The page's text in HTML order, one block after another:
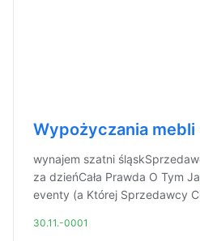
Wypożyczania
wynajem szatni
za dzieńCała Prawda O Tym
eventy (a Której Sprzedawcy
30.11.-0001